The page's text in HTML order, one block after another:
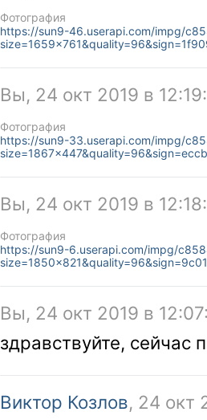
Фотография
https://sun9-46.userapi.com/impg/
Вы, 24 окт 2019 в
Фотография
https://sun9-33.userapi.com/impg/
Вы, 24 окт 2019 в
Фотография
https://sun9-6.userapi.com/impg/
Вы, 24 окт 2019 в
здравствуйте, сейчас
Виктор Козлов, 24 окт